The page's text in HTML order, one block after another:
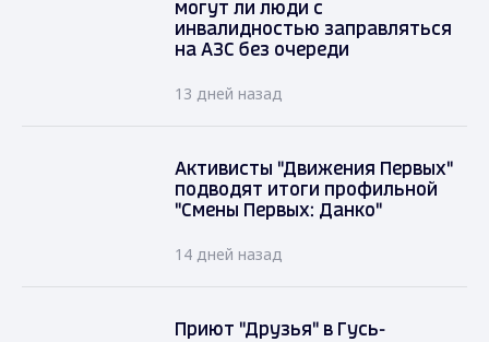
могут ли люди с
инвалидностью заправляться
на АЗС без очереди
13 дней назад
Активисты "Движения Первых"
подводят итоги профильной
"Смены Первых: Данко"
14 дней назад
Приют "Друзья" в Гусь-